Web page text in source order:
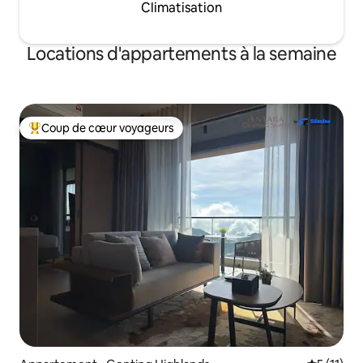
Climatisation
Locations d'appartements à la semaine
Coups de cœur voyageurs les plus appréciés
Coup de cœur voyageurs